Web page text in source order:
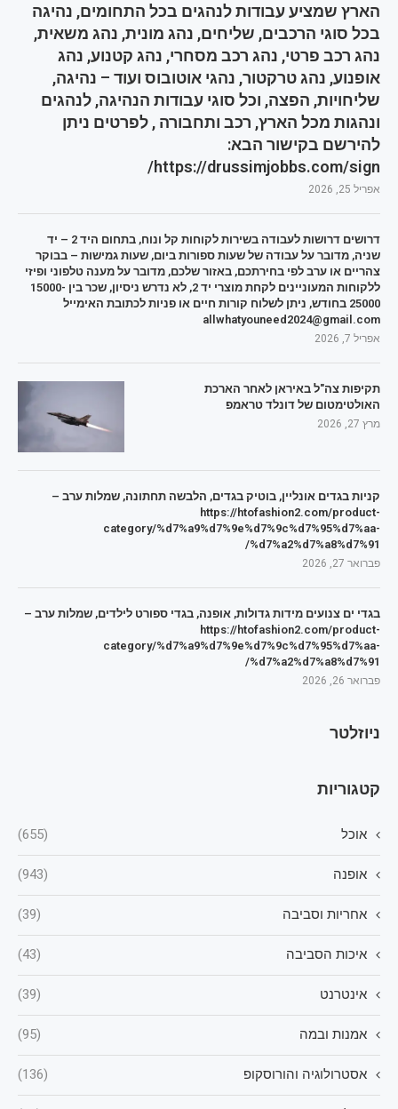
הארץ שמציע עבודות לנהגים בכל התחומים, נהיגה
בכל סוגי הרכבים, שליחים, נהג מונית, נהג משאית,
נהג רכב פרטי, נהג רכב מסחרי, נהג קטנוע, נהג
אופנוע, נהג טרקטור, נהגי אוטובוס ועוד – נהיגה,
שליחויות, הפצה, וכל סוגי עבודות הנהיגה, לנהגים
ונהגות מכל הארץ, רכב ותחבורה , לפרטים ניתן
להירשם בקישור הבא:
https://drussimjobbs.com/sign/
אפריל 25, 2026
דרושים דרושות לעבודה בשירות לקוחות קל ונוח, בתחום היד 2 – יד
שניה, מדובר על עבודה של שעות ספורות ביום, שעות גמישות – בבוקר
צהריים או ערב לפי בחירתכם, באזור שלכם, מדובר על מענה טלפוני ופיזי
ללקוחות המעוניינים לקחת מוצרי יד 2, לא נדרש ניסיון, שכר בין 15000-
25000 בחודש, ניתן לשלוח קורות חיים או פניות לכתובת האימייל
allwhatyouneed2024@gmail.com
אפריל 7, 2026
תקיפות צה"ל באיראן לאחר הארכת
האולטימטום של דונלד טראמפ
מרץ 27, 2026
קניות בגדים אונליין, בוטיק בגדים, הלבשה תחתונה, שמלות ערב –
https://htofashion2.com/product-
category/%d7%a9%d7%9e%d7%9c%d7%95%d7%aa-
%d7%a2%d7%a8%d7%91/
פברואר 27, 2026
בגדי ים צנועים מידות גדולות, אופנה, בגדי ספורט לילדים, שמלות ערב –
https://htofashion2.com/product-
category/%d7%a9%d7%9e%d7%9c%d7%95%d7%aa-
%d7%a2%d7%a8%d7%91/
פברואר 26, 2026
ניוזלטר
קטגוריות
אוכל (655)
אופנה (943)
אחריות וסביבה (39)
איכות הסביבה (43)
אינטרנט (39)
אמנות ובמה (95)
אסטרולוגיה והורוסקופ (136)